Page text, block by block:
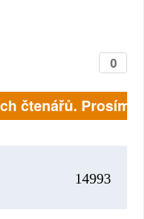
0
čtenářů. Prosíme,
14993